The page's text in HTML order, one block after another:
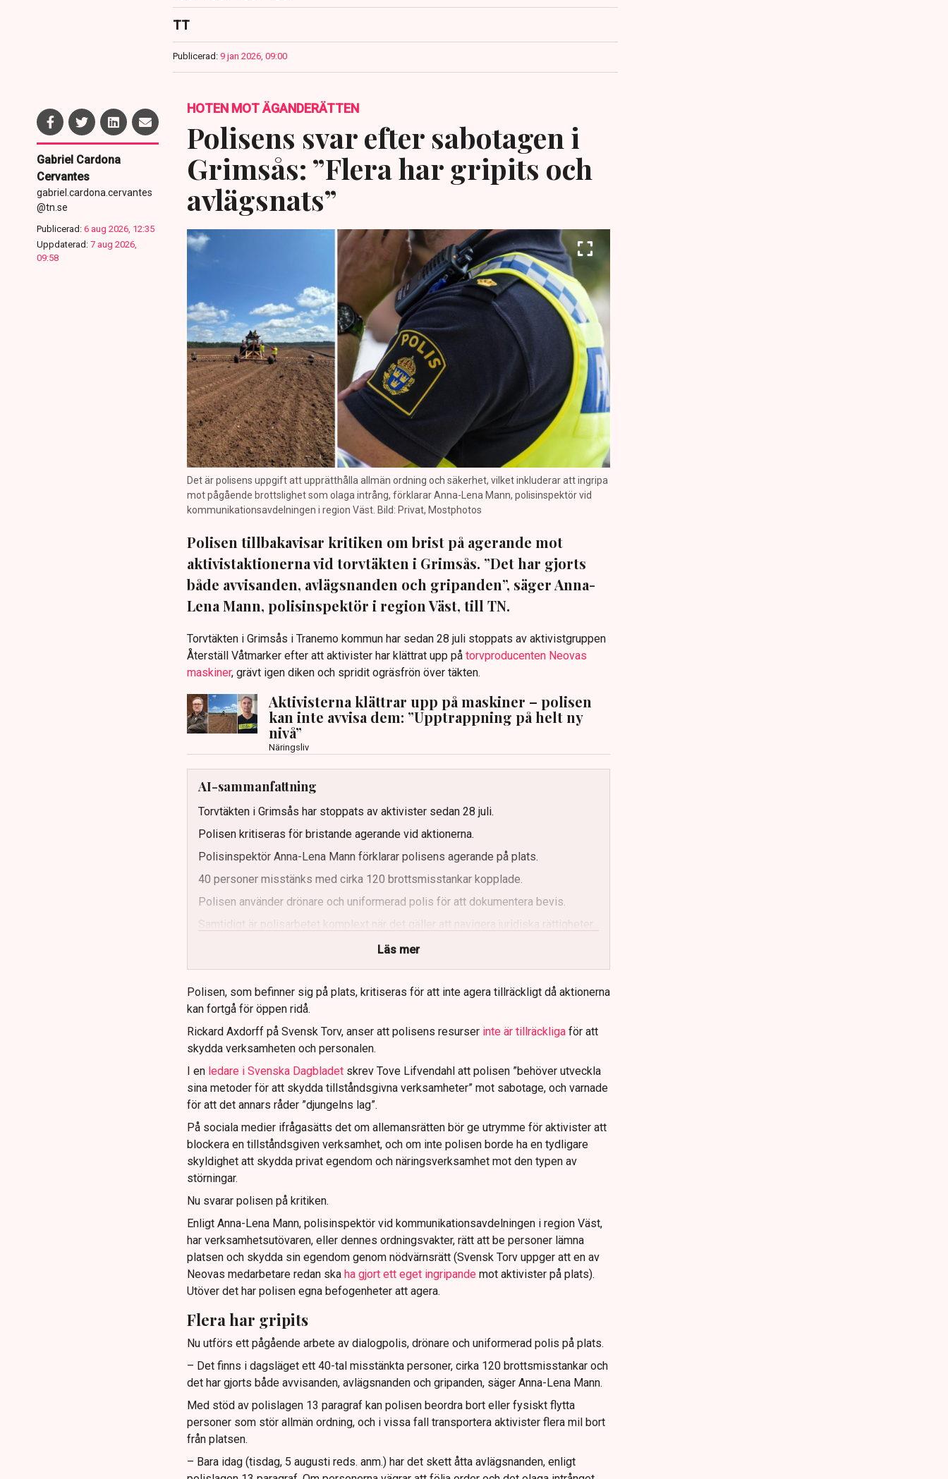
TT
Publicerad: 9 jan 2026, 09:00
Gabriel Cardona
Cervantes
gabriel.cardona.cervantes
@tn.se
Publicerad: 6 aug 2026, 12:35
Uppdaterad: 7 aug 2026,
09:58
HOTEN MOT ÄGANDERÄTTEN
Polisens svar efter sabotagen i
Grimsås: ”Flera har gripits och
avlägsnats”
Det är polisens uppgift att upprätthålla allmän ordning och säkerhet, vilket inkluderar att ingripa
mot pågående brottslighet som olaga intrång, förklarar Anna-Lena Mann, polisinspektör vid
kommunikationsavdelningen i region Väst. Bild: Privat, Mostphotos
Polisen tillbakavisar kritiken om brist på agerande mot
aktivistaktionerna vid torvtäkten i Grimsås. ”Det har gjorts
både avvisanden, avlägsnanden och gripanden”, säger Anna-
Lena Mann, polisinspektör i region Väst, till TN.
Torvtäkten i Grimsås i Tranemo kommun har sedan 28 juli stoppats av aktivistgruppen
Återställ Våtmarker efter att aktivister har klättrat upp påtorvproducenten Neovas
maskiner, grävt igen diken och spridit ogräsfrön över täkten.
Aktivisterna klättrar upp på maskiner – polisen
kan inte avvisa dem: ”Upptrappning på helt ny
nivå”
Näringsliv
AI-sammanfattning
Torvtäkten i Grimsås har stoppats av aktivister sedan 28 juli.
Polisen kritiseras för bristande agerande vid aktionerna.
Polisinspektör Anna-Lena Mann förklarar polisens agerande på plats.
40 personer misstänks med cirka 120 brottsmisstankar kopplade.
Polisen använder drönare och uniformerad polis för att dokumentera bevis.
Samtidigt är polisarbetet komplext när det gäller att navigera juridiska rättigheter
Läs mer
Polisen, som befinner sig på plats, kritiseras för att inte agera tillräckligt då aktionerna
kan fortgå för öppen ridå.
Rickard Axdorff på Svensk Torv, anser att polisens resurser inte är tillräckliga för att
skydda verksamheten och personalen.
I en ledare i Svenska Dagbladet skrev Tove Lifvendahl att polisen ”behöver utveckla
sina metoder för att skydda tillståndsgivna verksamheter” mot sabotage, och varnade
för att det annars råder ”djungelns lag”.
På sociala medier ifrågasätts det om allemansrätten bör ge utrymme för aktivister att
blockera en tillståndsgiven verksamhet, och om inte polisen borde ha en tydligare
skyldighet att skydda privat egendom och näringsverksamhet mot den typen av
störningar.
Nu svarar polisen på kritiken.
Enligt Anna-Lena Mann, polisinspektör vid kommunikationsavdelningen i region Väst,
har verksamhetsutövaren, eller dennes ordningsvakter, rätt att be personer lämna
platsen och skydda sin egendom genom nödvärnsrätt (Svensk Torv uppger att en av
Neovas medarbetare redan ska ha gjort ett eget ingripande mot aktivister på plats).
Utöver det har polisen egna befogenheter att agera.
Flera har gripits
Nu utförs ett pågående arbete av dialogpolis, drönare och uniformerad polis på plats.
– Det finns i dagsläget ett 40-tal misstänkta personer, cirka 120 brottsmisstankar och
det har gjorts både avvisanden, avlägsnanden och gripanden, säger Anna-Lena Mann.
Med stöd av polislagen 13 paragraf kan polisen beordra bort eller fysiskt flytta
personer som stör allmän ordning, och i vissa fall transportera aktivister flera mil bort
från platsen.
– Bara idag (tisdag, 5 augusti reds. anm.) har det skett åtta avlägsnanden, enligt